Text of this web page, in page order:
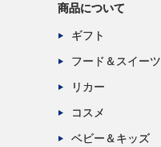
商品について
ギフト
フード＆スイーツ
リカー
コスメ
ベビー＆キッズ